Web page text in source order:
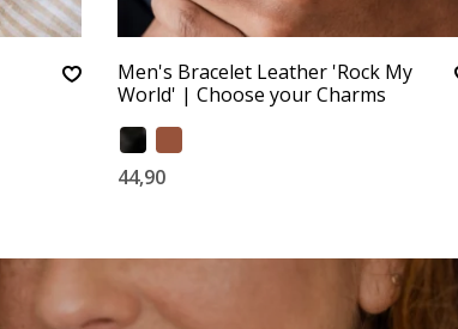
Men's Bracelet Leather 'Rock My
World' | Choose your Charms
44,90